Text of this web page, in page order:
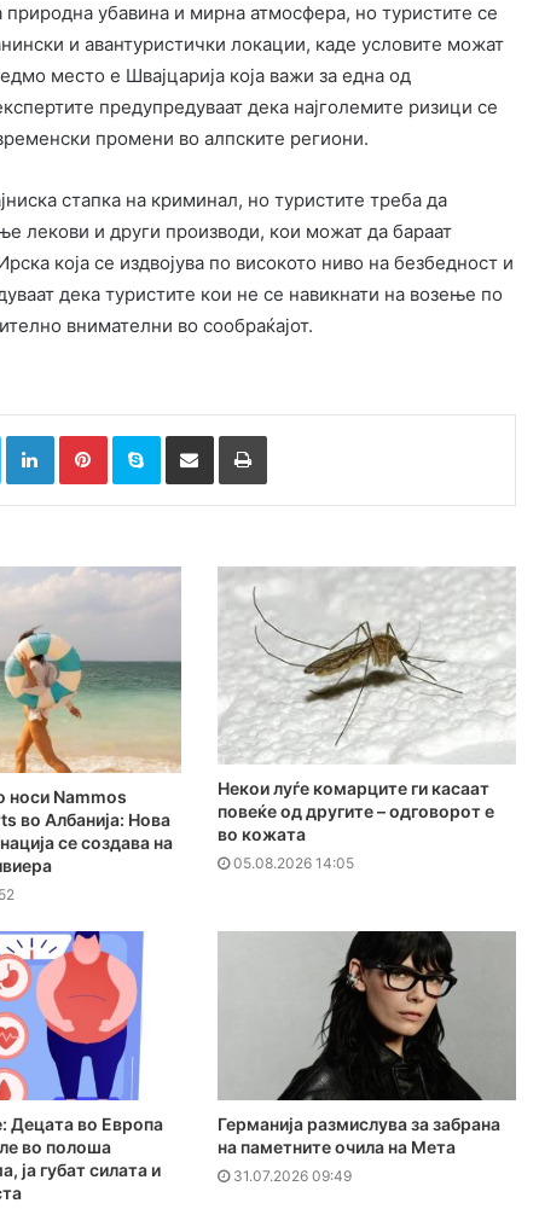
природна убавина и мирна атмосфера, но туристите се
и авантуристички локации, каде условите можат
место е Швајцарија која важи за една од
предупредуваат дека најголемите ризици се
промени во алпските региони.
стапка на криминал, но туристите треба да
лекови и други производи, кои можат да бараат
која се издвојува по високото ниво на безбедност и
дека туристите кои не се навикнати на возење по
внимателни во сообраќајот.
TwitterLinkedInPinterestSkype Сподели преку Е-маил Испринтај
носи Nammos
во Албанија: Нова
се создава на
Hекои луѓе комарците ги касаат
повеќе од другите – одговорот е
во кожата
05.08.2026 14:05
Децата во Европа
во полоша
ја губат силата и
Германија размислува за забрана
на паметните очила на Мета
31.07.2026 09:49